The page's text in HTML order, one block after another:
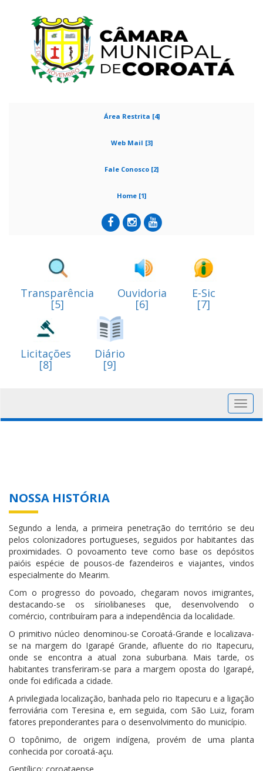
Área Restrita [4]
Web Mail [3]
Fale Conosco [2]
Home [1]
Transparência
[5]
Ouvidoria
[6]
E-Sic
[7]
Licitações
[8]
Diário
[9]
NOSSA HISTÓRIA
Segundo a lenda, a primeira penetração do território se deu
pelos colonizadores portugueses, seguidos por habitantes das
proximidades. O povoamento teve como base os depósitos
paióis espécie de pousos-de fazendeiros e viajantes, vindos
especialmente do Mearim.
Com o progresso do povoado, chegaram novos imigrantes,
destacando-se os síriolibaneses que, desenvolvendo o
comércio, contribuíram para a independência da localidade.
O primitivo núcleo denominou-se Coroatá-Grande e localizava-
se na margem do Igarapé Grande, afluente do rio Itapecuru,
onde se encontra a atual zona suburbana. Mais tarde, os
habitantes transferiram-se para a margem oposta do Igarapé,
onde foi edificada a cidade.
A privilegiada localização, banhada pelo rio Itapecuru e a ligação
ferroviária com Teresina e, em seguida, com São Luiz, foram
fatores preponderantes para o desenvolvimento do município.
O topônimo, de origem indígena, provém de uma planta
conhecida por coroatá-açu.